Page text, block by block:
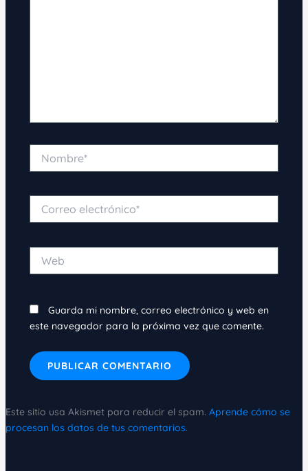
electrónico*
Guarda mi nombre, correo electrónico y web en
este navegador para la próxima vez que comente.
Este sitio usa Akismet para reducir el spam. Aprende cómo se
procesan los datos de tus comentarios.